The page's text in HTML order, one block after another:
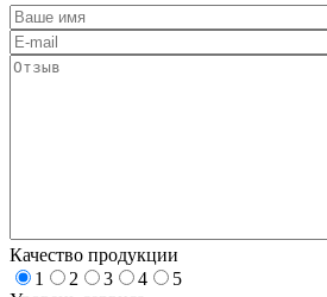
Качество продукции
1
2 3 4
5